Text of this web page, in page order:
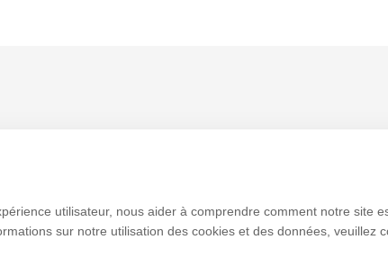
utilisateur, nous aider à comprendre comment notre site
sur notre utilisation des cookies et des données, veuillez